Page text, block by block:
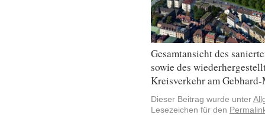
Gesamtansicht des
sowie des
Kreisverkehr am
Dieser Beitrag wurde unter
Lesezeichen für den